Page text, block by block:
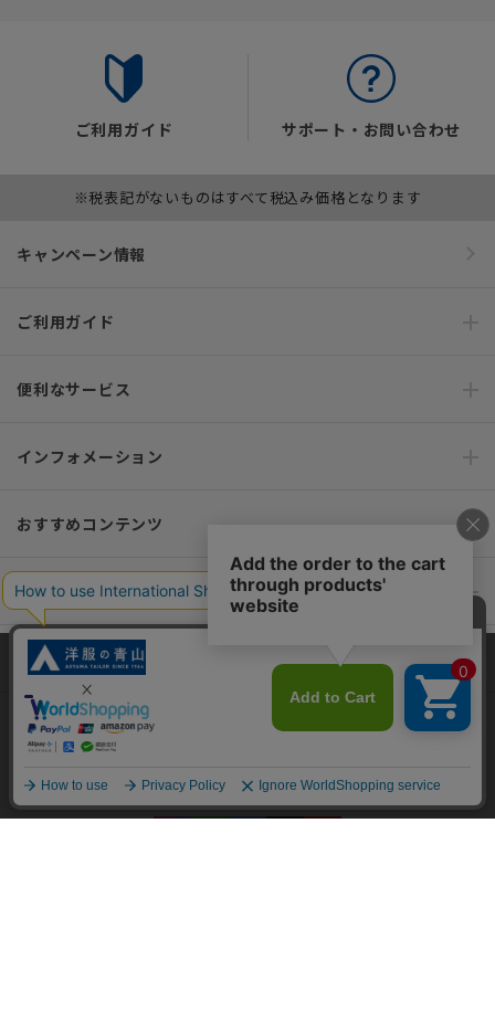
ご利用ガイド サポート・お問い合わせ
※税表記がないものはすべて税込み価格となります
キャンペーン情報
ご利用ガイド
便利なサービス
インフォメーション
おすすめコンテンツ
ポリシー・企業情報
オーダースーツなら SHITATE
OFFICIAL SNS
当サイトでは、快適な閲覧体験とコンテンツ改善のためにCookieを使用
しています。閲覧を続けることで、Cookieの使用に同意したものとみな
します。詳細については
同意して閉じる